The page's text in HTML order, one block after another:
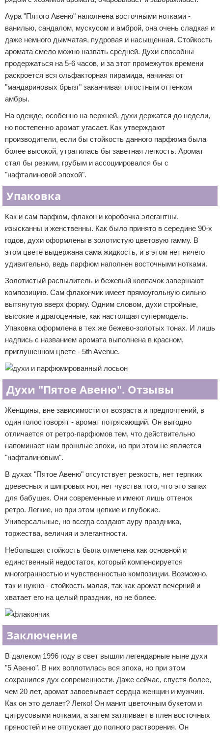
Аура "Пятого Авеню" наполнена восточными нотками -
ванилью, сандалом, мускусом и амброй, она очень сладкая и
даже немного дымчатая, пудровая и насыщенная. Стойкость
аромата смело можно назвать средней. Духи способны
продержаться на 5-6 часов, и за этот промежуток времени
раскроется вся ольфакторная пирамида, начиная от
"мандариновых брызг" заканчивая тягостным оттенком
амбры.
На одежде, особенно на верхней, духи держатся до недели,
но постепенно аромат угасает. Как утверждают
производители, если бы стойкость данного парфюма была
более высокой, утратилась бы заветная легкость. Аромат
стал бы резким, грубым и ассоциировался бы с
"нафталиновой эпохой".
Упаковка
Как и сам парфюм, флакон и коробочка элегантны,
изысканны и женственны. Как было принято в середине 90-х
годов, духи оформлены в золотистую цветовую гамму. В
этом цвете выдержана сама жидкость, и в этом нет ничего
удивительно, ведь парфюм наполнен восточными нотками.
Золотистый распылитель и бежевый колпачок завершают
композицию. Сам флакончик имеет прямоугольную сильно
вытянутую вверх форму. Одним словом, духи стройные,
высокие и драгоценные, как настоящая супермодель.
Упаковка оформлена в тех же бежево-золотых тонах. И лишь
надпись с названием аромата выполнена в красном,
приглушенном цвете - 5th Avenue.
Духи "Пятое Авеню". Отзывы
Женщины, вне зависимости от возраста и предпочтений, в
один голос говорят - аромат потрясающий. Он выгодно
отличается от ретро-парфюмов тем, что действительно
напоминает нам прошлые эпохи, но при этом не является
"нафталиновым".
В духах "Пятое Авеню" отсутствует резкость, нет терпких
древесных и шипровых нот, нет чувства того, что это запах
для бабушек. Они современные и имеют лишь оттенок
ретро. Легкие, но при этом цепкие и глубокие.
Универсальные, но всегда создают ауру праздника,
торжества, величия и элегантности.
Небольшая стойкость была отмечена как основной и
единственный недостаток, который компенсируется
многогранностью и чувственностью композиции. Возможно,
так и нужно - стойкость малая, так как аромат вечерний и
хватает его на целый праздник, но не более.
Заключение
В далеком 1996 году в свет вышли легендарные ныне духи
"5 Авеню". В них воплотилась вся эпоха, но при этом
сохранился дух современности. Даже сейчас, спустя более,
чем 20 лет, аромат завоевывает сердца женщин и мужчин.
Как он это делает? Легко! Он манит цветочным букетом и
цитрусовыми нотками, а затем затягивает в плен восточных
пряностей и не отпускает до полного растворения. Он